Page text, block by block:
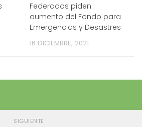
Federados piden
aumento del Fondo para
Emergencias y Desastres
16 DICIEMBRE, 2021
SIGUIENTE